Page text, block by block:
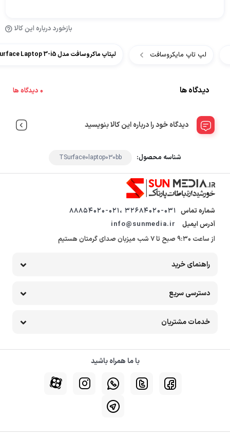
بازخورد درباره این کالا
لپ تاپ مایکروسافت لپتاپ ماکروسافت مدل Surface Laptop 3-i5 حافظه 256GB SSD و رم 16GB
دیدگاه ها 0 دیدگاه ها
دیدگاه خود را درباره این کالا بنویسید
شناسه محصول: TSurface0laptop030bb
شماره تماس 32684020-031 ،88854020-021
آدرس ایمیل
از ساعت 9:30 صبح تا 7 شب میزبان صدای گرمتان هستیم
راهنمای خرید
دسترسی سریع
خدمات مشتریان
با ما همراه باشید